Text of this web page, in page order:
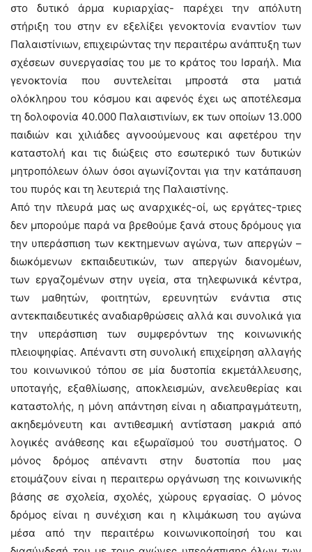
στο δυτικό άρμα κυριαρχίας- παρέχει την απόλυτη
στήριξη του στην εν εξελίξει γενοκτονία εναντίον των
Παλαιστίνιων, επιχειρώντας την περαιτέρω ανάπτυξη των
σχέσεων συνεργασίας του με το κράτος του Ισραήλ. Μια
γενοκτονία που συντελείται μπροστά στα ματιά
ολόκληρου του κόσμου και αφενός έχει ως αποτέλεσμα
τη δολοφονία 40.000 Παλαιστινίων, εκ των οποίων 13.000
παιδιών και χιλιάδες αγνοούμενους και αφετέρου την
καταστολή και τις διώξεις στο εσωτερικό των δυτικών
μητροπόλεων όλων όσοι αγωνίζονται για την κατάπαυση
του πυρός και τη λευτεριά της Παλαιστίνης.
Από την πλευρά μας ως αναρχικές-οί, ως εργάτες-τριες
δεν μπορούμε παρά να βρεθούμε ξανά στους δρόμους για
την υπεράσπιση των κεκτημενων αγώνα, των απεργών –
διωκόμενων εκπαιδευτικών, των απεργών διανομέων,
των εργαζομένων στην υγεία, στα τηλεφωνικά κέντρα,
των μαθητών, φοιτητών, ερευνητών ενάντια στις
αντεκπαιδευτικές αναδιαρθρώσεις αλλά και συνολικά για
την υπεράσπιση των συμφερόντων της κοινωνικής
πλειοψηφίας. Απέναντι στη συνολική επιχείρηση αλλαγής
του κοινωνικού τόπου σε μία δυστοπία εκμετάλλευσης,
υποταγής, εξαθλίωσης, αποκλεισμών, ανελευθερίας και
καταστολής, η μόνη απάντηση είναι η αδιαπραγμάτευτη,
ακηδεμόνευτη και αντιθεσμική αντίσταση μακριά από
λογικές ανάθεσης και εξωραϊσμού του συστήματος. Ο
μόνος δρόμος απέναντι στην δυστοπία που μας
ετοιμάζουν είναι η περαιτερω οργάνωση της κοινωνικής
βάσης σε σχολεία, σχολές, χώρους εργασίας. Ο μόνος
δρόμος είναι η συνέχιση και η κλιμάκωση του αγώνα
μέσα από την περαιτέρω κοινωνικοποίησή του και